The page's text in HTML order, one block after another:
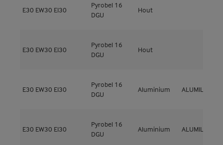
E30 EW30 EI30
Pyrobel 16
DGU
Hout
E30 EW30 EI30
Pyrobel 16
DGU
Hout
E30 EW30 EI30
Pyrobel 16
DGU
Aluminium ALUMIL
E30 EW30 EI30
Pyrobel 16
DGU
Aluminium ALUMIL